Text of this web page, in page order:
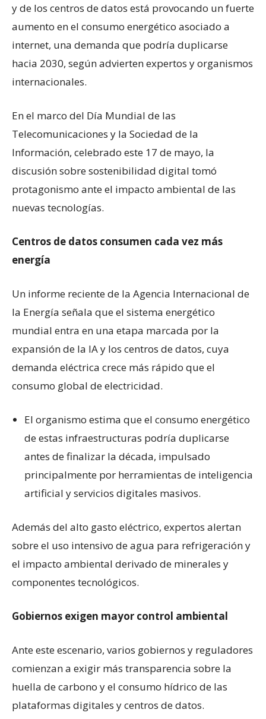
y de los centros de datos está provocando un fuerte
aumento en el consumo energético asociado a
internet, una demanda que podría duplicarse
hacia 2030, según advierten expertos y organismos
internacionales.
En el marco del Día Mundial de las
Telecomunicaciones y la Sociedad de la
Información, celebrado este 17 de mayo, la
discusión sobre sostenibilidad digital tomó
protagonismo ante el impacto ambiental de las
nuevas tecnologías.
Centros de datos consumen cada vez más
energía
Un informe reciente de la Agencia Internacional de
la Energía señala que el sistema energético
mundial entra en una etapa marcada por la
expansión de la IA y los centros de datos, cuya
demanda eléctrica crece más rápido que el
consumo global de electricidad.
El organismo estima que el consumo energético
de estas infraestructuras podría duplicarse
antes de finalizar la década, impulsado
principalmente por herramientas de inteligencia
artificial y servicios digitales masivos.
Además del alto gasto eléctrico, expertos alertan
sobre el uso intensivo de agua para refrigeración y
el impacto ambiental derivado de minerales y
componentes tecnológicos.
Gobiernos exigen mayor control ambiental
Ante este escenario, varios gobiernos y reguladores
comienzan a exigir más transparencia sobre la
huella de carbono y el consumo hídrico de las
plataformas digitales y centros de datos.